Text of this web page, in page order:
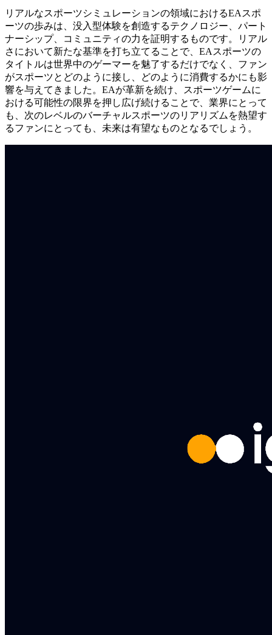
リアルなスポーツシミュレーションの領域におけるEAスポ
ーツの歩みは、没入型体験を創造するテクノロジー、パート
ナーシップ、コミュニティの力を証明するものです。リアル
さにおいて新たな基準を打ち立てることで、EAスポーツの
タイトルは世界中のゲーマーを魅了するだけでなく、ファン
がスポーツとどのように接し、どのように消費するかにも影
響を与えてきました。EAが革新を続け、スポーツゲームに
おける可能性の限界を押し広げ続けることで、業界にとって
も、次のレベルのバーチャルスポーツのリアリズムを熱望す
るファンにとっても、未来は有望なものとなるでしょう。